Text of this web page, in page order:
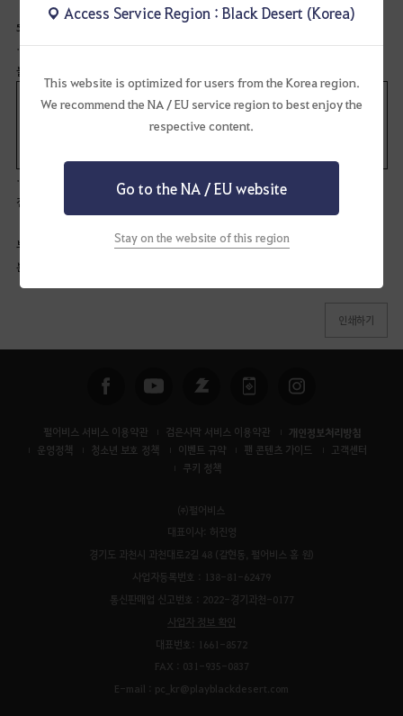
Access Service Region : Black Desert (Korea)
This website is optimized for users from the Korea region.
We recommend the NA / EU service region to best enjoy the
respective content.
Go to the NA / EU website
Stay on the website of this region
5. 상담 지원 및 인식 제고
•고충처리 창구: 유해 정보 피해 상담, 고충처리, 청소년 보호에 대한 의견 수렴 및
불만 처리를 위한 창구를 제공합니다.
pc_kr@playblackdesert.com
•
건전 문화 캠페인: 사이버 폭력 예방, 네티켓 교육, 바른 게임 생활 캠페인 등을
전개하여 사회적 인식을 제고합니다.
부칙
본 정책은 2026년
인쇄하기
펄어비스 서비스 이용약관 검은사막 서비스 이용약관 개인정보처리방침
운영정책 청소년 보호 정책 이벤트 규약 팬 콘텐츠 가이드
고객센터
쿠키 정책
㈜펄어비스
대표이사: 허진영
경기도 과천시 과천대로2길 48 (갈현동, 펄어비스 홈 원)
사업자등록번호 : 138-81-62479
통신판매업 신고번호 : 2022-경기과천-0177
사업자 정보 확인
대표번호: 1661-8572
FAX : 031-935-0837
E-mail : pc_kr@playblackdesert.com